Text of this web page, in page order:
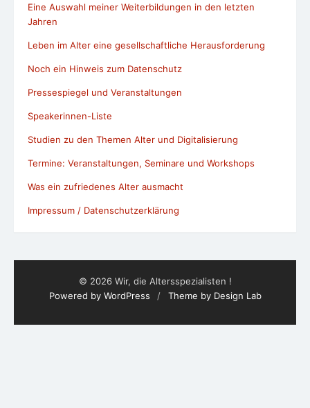
Eine Auswahl meiner Weiterbildungen in den letzten
Jahren
Leben im Alter eine gesellschaftliche Herausforderung
Noch ein Hinweis zum Datenschutz
Pressespiegel und Veranstaltungen
Speakerinnen-Liste
Studien zu den Themen Alter und Digitalisierung
Termine: Veranstaltungen, Seminare und Workshops
Was ein zufriedenes Alter ausmacht
Impressum / Datenschutzerklärung
© 2026 Wir, die Altersspezialisten !
Powered by WordPress
/ Theme by Design Lab